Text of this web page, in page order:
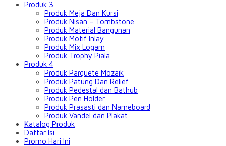
Produk 3
Produk Meja Dan Kursi
Produk Nisan – Tombstone
Produk Material Bangunan
Produk Motif Inlay
Produk Mix Logam
Produk Trophy Piala
Produk 4
Produk Parquete Mozaik
Produk Patung Dan Relief
Produk Pedestal dan Bathub
Produk Pen Holder
Produk Prasasti dan Nameboard
Produk Vandel dan Plakat
Katalog Produk
Daftar Isi
Promo Hari Ini